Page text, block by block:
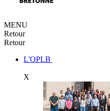
MENU
Retour
Retour
L'OPLB
X